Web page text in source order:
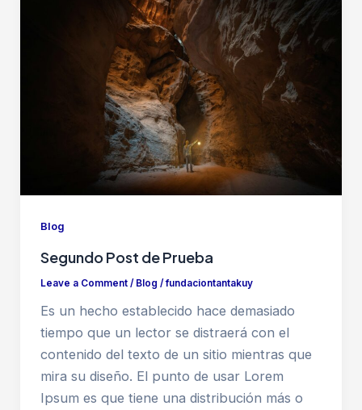
Blog
Segundo Post de Prueba
Leave a Comment / Blog /fundaciontantakuy
Es un hecho establecido hace demasiado
tiempo que un lector se distraerá con el
contenido del texto de un sitio mientras que
mira su diseño. El punto de usar Lorem
Ipsum es que tiene una distribución más o